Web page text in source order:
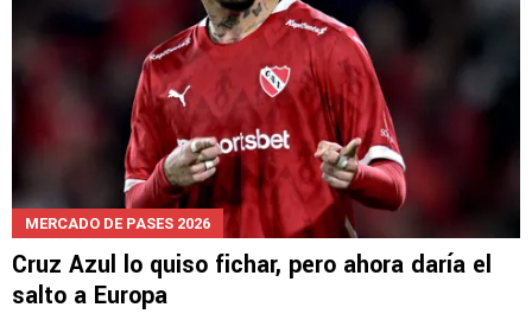
MERCADO DE PASES 2026
Cruz Azul lo quiso fichar, pero ahora daría el
salto a Europa